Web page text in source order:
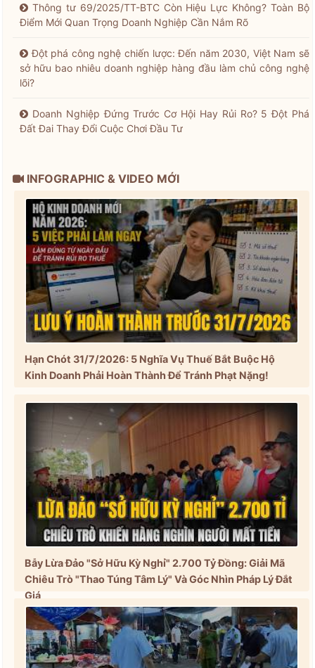
Thông tư 69/2025/TT-BTC Còn Hiệu Lực Không? Toàn Bộ
Điểm Mới Quan Trọng Doanh Nghiệp Cần Nắm Rõ
Đột phá công nghệ chiến lược: Đến năm 2030, Việt Nam sẽ
sở hữu bao nhiêu doanh nghiệp hàng đầu làm chủ công nghệ
lõi?
Doanh Nghiệp Đứng Trước Cơ Hội Hay Rủi Ro? 5 Đột Phá
Đất Đai Thay Đổi Cuộc Chơi Đầu Tư
INFOGRAPHIC & VIDEO MỚI
Hạn Chót 31/7/2026: 5 Nghĩa Vụ Thuế Bắt Buộc Hộ
Kinh Doanh Phải Hoàn Thành Để Tránh Phạt Nặng!
Bẫy Lừa Đảo "Sở Hữu Kỳ Nghỉ" 2.700 Tỷ Đồng: Giải Mã
Chiêu Trò "Thao Túng Tâm Lý" Và Góc Nhìn Pháp Lý Đắt
Giá